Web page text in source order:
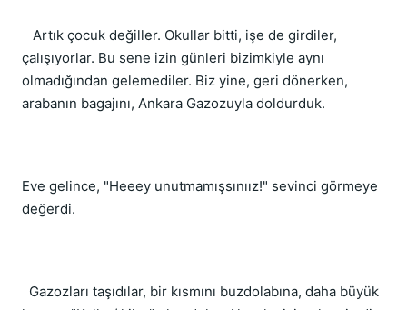
Artık çocuk değiller. Okullar bitti, işe de girdiler,
çalışıyorlar. Bu sene izin günleri bizimkiyle aynı
olmadığından gelemediler. Biz yine, geri dönerken,
arabanın bagajını, Ankara Gazozuyla doldurduk.
Eve gelince, "Heeey unutmamışsınıız!" sevinci görmeye
değerdi.
Gazozları taşıdılar, bir kısmını buzdolabına, daha büyük